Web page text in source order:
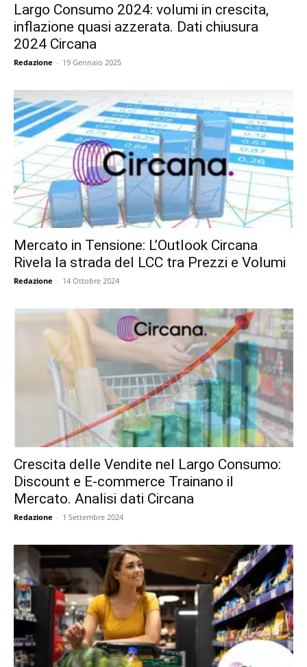
Largo Consumo 2024: volumi in crescita,
inflazione quasi azzerata. Dati chiusura
2024 Circana
Redazione - 19 Gennaio 2025
Mercato in Tensione: L’Outlook Circana
Rivela la strada del LCC tra Prezzi e Volumi
Redazione - 14 Ottobre 2024
Crescita delle Vendite nel Largo Consumo:
Discount e E-commerce Trainano il
Mercato. Analisi dati Circana
Redazione - 1 Settembre 2024